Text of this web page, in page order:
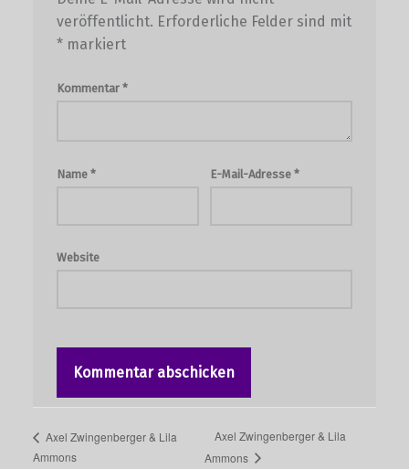
veröffentlicht. Erforderliche Felder sind mit
*markiert
Kommentar *
Name * E-Mail-Adresse*
Website
Axel Zwingenberger & Lila
Ammons
Axel Zwingenberger & Lila
Ammons